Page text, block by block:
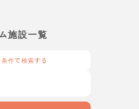
施設一覧
条件で検索する